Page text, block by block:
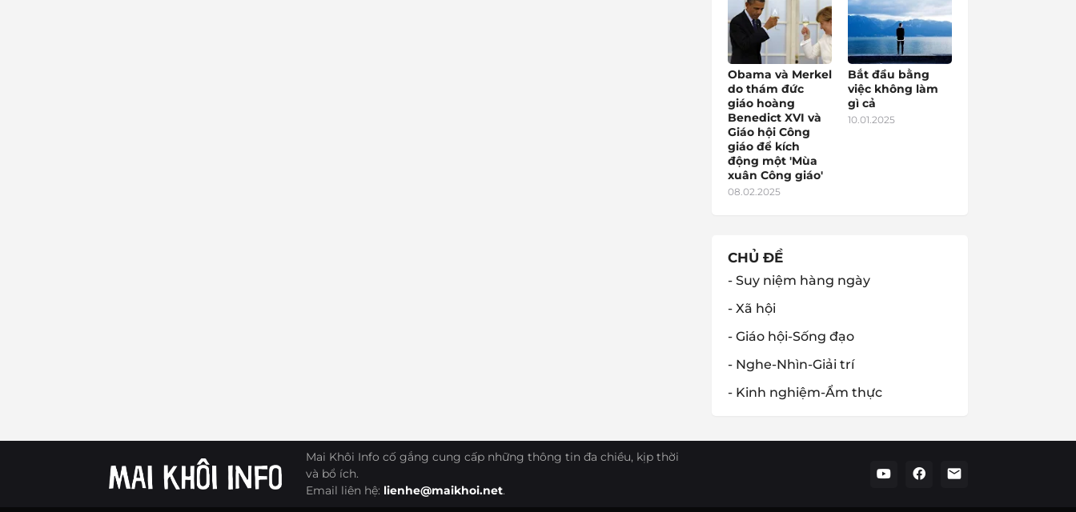
Obama và Merkel
do thám đức
giáo hoàng
Benedict XVI và
Giáo hội Công
giáo để kích
động một 'Mùa
xuân Công giáo'
08.02.2025
Bắt đầu bằng
việc không làm
gì cả
10.01.2025
CHỦ ĐỀ
- Suy niệm hàng ngày
- Xã hội
- Giáo hội-Sống đạo
- Nghe-Nhìn-Giải trí
- Kinh nghiệm-Ẩm thực
Mai Khôi Info cố gắng cung cấp những thông tin đa chiều, kịp thời
và bổ ích.
Email liên hệ: lienhe@maikhoi.net.